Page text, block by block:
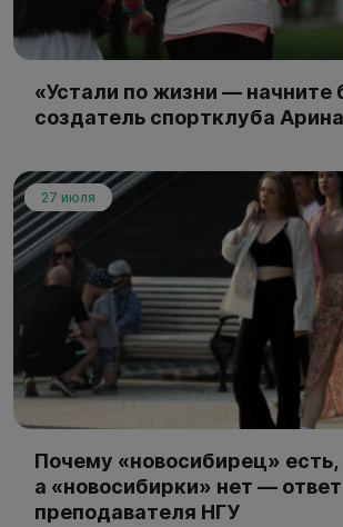
«Устали по жизни — начните
создатель спортклуба
27 июля
Почему «новосибирец» есть,
а «новосибирки» нет — ответ
преподавателя НГУ